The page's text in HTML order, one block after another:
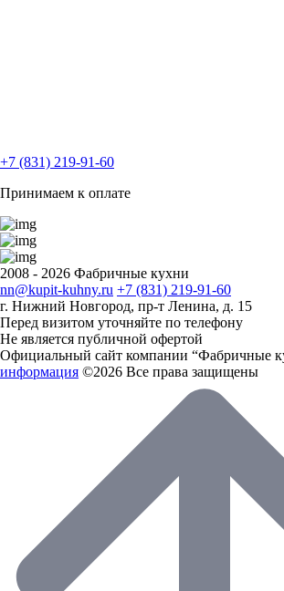
+7 (831) 219-91-60
Принимаем к оплате
2008 - 2026 Фабричные кухни
nn@kupit-kuhny.ru +7 (831) 219-91-60
г. Нижний Новгород, пр-т Ленина, д. 15
Перед визитом уточняйте по телефону
Не является публичной офертой
Официальный сайт компании “Фабричные
информация ©2026 Все права защищены